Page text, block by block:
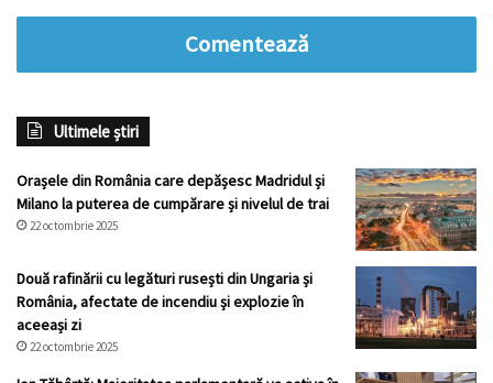
Comentează
Ultimele știri
Orașele din România care depășesc Madridul și
Milano la puterea de cumpărare și nivelul de trai
22 octombrie 2025
Două rafinării cu legături rusești din Ungaria și
România, afectate de incendiu și explozie în
aceeași zi
22 octombrie 2025